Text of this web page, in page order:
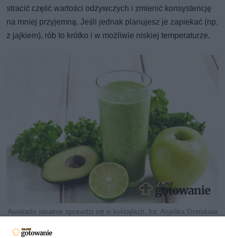
stracić część wartości odżywczych i zmienić konsystencję
na mniej przyjemną. Jeśli jednak planujesz je zapiekać (np.
z jajkiem), rób to krótko i w możliwie niskiej temperaturze.
Awokado idealnie sprawdzi się w koktajlach, fot. Anjelika Gretskaia